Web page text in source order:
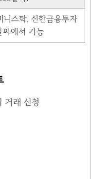
니스탁, 신한금융투자
파에서 가능
거래 신청